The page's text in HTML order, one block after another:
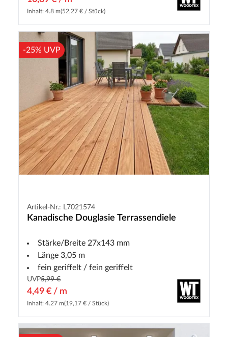
Inhalt: 4.8 m(52,27 € / Stück)
-25% UVP
Artikel-Nr.: L7021574
Kanadische Douglasie Terrassendiele
Stärke/Breite 27x143 mm
Länge 3,05 m
fein geriffelt / fein geriffelt
UVP5,99 €
4,49 € / m
Inhalt: 4.27 m(19,17 € / Stück)